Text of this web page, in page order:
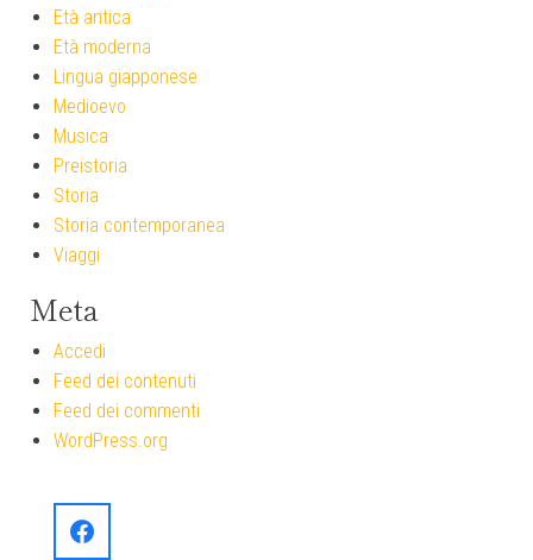
Età antica
Età moderna
Lingua giapponese
Medioevo
Musica
Preistoria
Storia
Storia contemporanea
Viaggi
Meta
Accedi
Feed dei contenuti
Feed dei commenti
WordPress.org